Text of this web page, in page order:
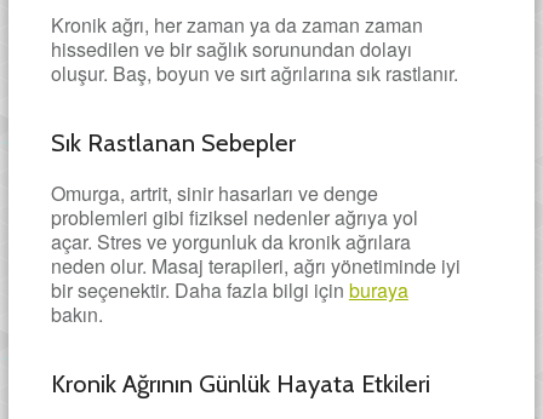
Kronik ağrı, her zaman ya da zaman zaman
hissedilen ve bir sağlık sorunundan dolayı
oluşur. Baş, boyun ve sırt ağrılarına sık rastlanır.
Sık Rastlanan Sebepler
Omurga, artrit, sinir hasarları ve denge
problemleri gibi fiziksel nedenler ağrıya yol
açar. Stres ve yorgunluk da kronik ağrılara
neden olur. Masaj terapileri, ağrı yönetiminde iyi
bir seçenektir. Daha fazla bilgi için buraya
bakın.
Kronik Ağrının Günlük Hayata Etkileri